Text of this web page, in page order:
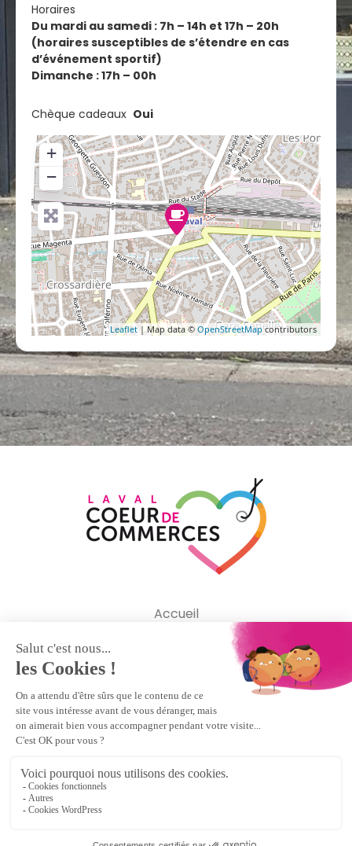
Horaires
Du mardi au samedi : 7h – 14h et 17h – 20h
(horaires susceptibles de s’étendre en cas
d’événement sportif)
Dimanche : 17h – 00h
Chèque cadeaux Oui
+
−
Leaflet| Map data © OpenStreetMapcontributors
Accueil
Contact
Mentions légales